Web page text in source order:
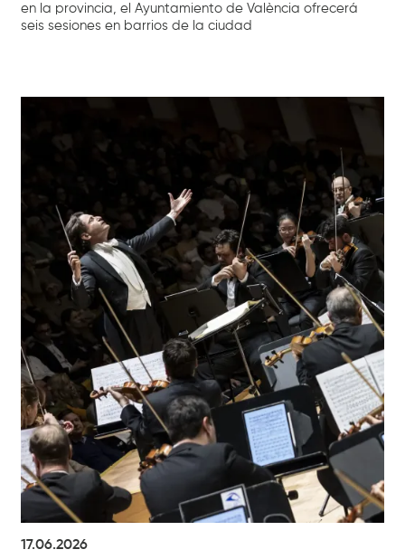
en la provincia, el Ayuntamiento de València ofrecerá
seis sesiones en barrios de la ciudad
17.06.2026